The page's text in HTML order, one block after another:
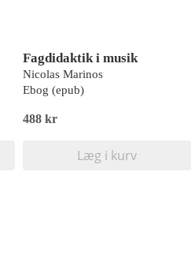
Fagdidaktik i musik
Nicolas Marinos
Ebog (epub)
488 kr
Læg i kurv